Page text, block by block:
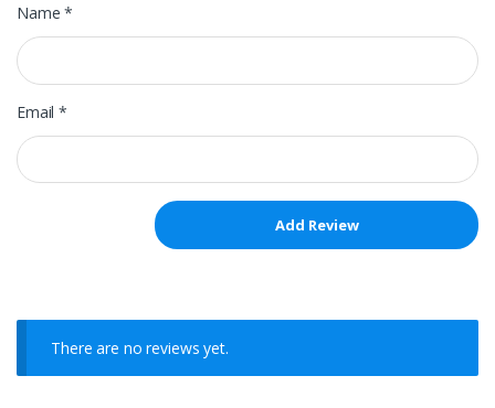
Name*
Email*
There are no reviews yet.